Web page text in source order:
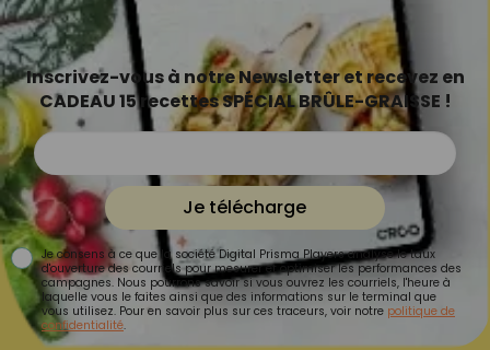
Inscrivez-vous à notre Newsletter et recevez en
CADEAU 15 recettes SPÉCIAL BRÛLE-GRAISSE !
Je télécharge
Je consens à ce que la société Digital Prisma Players analyse le taux
d'ouverture des courriels pour mesurer et optimiser les performances des
campagnes. Nous pourrons savoir si vous ouvrez les courriels, l'heure à
laquelle vous le faites ainsi que des informations sur le terminal que
vous utilisez. Pour en savoir plus sur ces traceurs, voir notre politique de
confidentialité.